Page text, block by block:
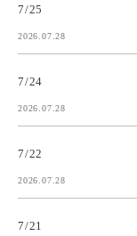
7/25
2026.07.28
7/24
2026.07.28
7/22
2026.07.28
7/21